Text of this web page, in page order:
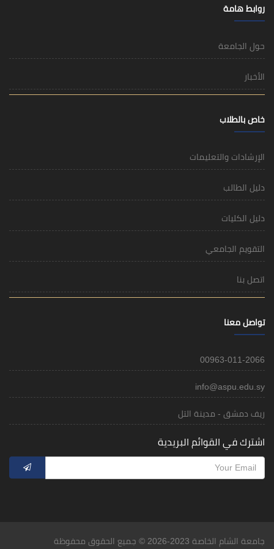
روابط هامة
حول الجامعة
الأخبار
خاص بالطلاب
الإرشادات والتعليمات
دليل الطالب
دليل الكليات
التقويم الجامعي
اتصل بنا
تواصل معنا
00963-011-2066
info@aspu.edu.sy
ريف دمشق - مدينة التل
اشترك في القوائم البريدية
جامعة الشام الخاصة 2023-2026 © جميع الحقوق محفوظة